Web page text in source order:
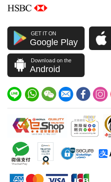
GET IT ON
Google Play
Download on the
Android